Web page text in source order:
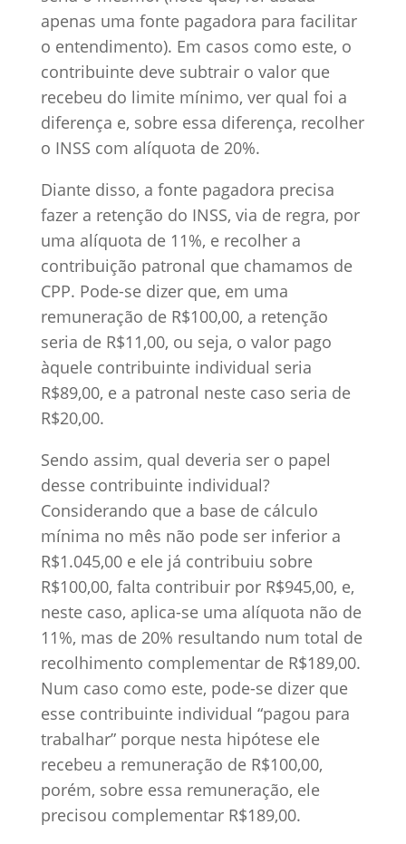
apenas uma fonte pagadora para facilitar
o entendimento). Em casos como este, o
contribuinte deve subtrair o valor que
recebeu do limite mínimo, ver qual foi a
diferença e, sobre essa diferença, recolher
o INSS com alíquota de 20%.
Diante disso, a fonte pagadora precisa
fazer a retenção do INSS, via de regra, por
uma alíquota de 11%, e recolher a
contribuição patronal que chamamos de
CPP. Pode-se dizer que, em uma
remuneração de R$100,00, a retenção
seria de R$11,00, ou seja, o valor pago
àquele contribuinte individual seria
R$89,00, e a patronal neste caso seria de
R$20,00.
Sendo assim, qual deveria ser o papel
desse contribuinte individual?
Considerando que a base de cálculo
mínima no mês não pode ser inferior a
R$1.045,00 e ele já contribuiu sobre
R$100,00, falta contribuir por R$945,00, e,
neste caso, aplica-se uma alíquota não de
11%, mas de 20% resultando num total de
recolhimento complementar de R$189,00.
Num caso como este, pode-se dizer que
esse contribuinte individual “pagou para
trabalhar” porque nesta hipótese ele
recebeu a remuneração de R$100,00,
porém, sobre essa remuneração, ele
precisou complementar R$189,00.